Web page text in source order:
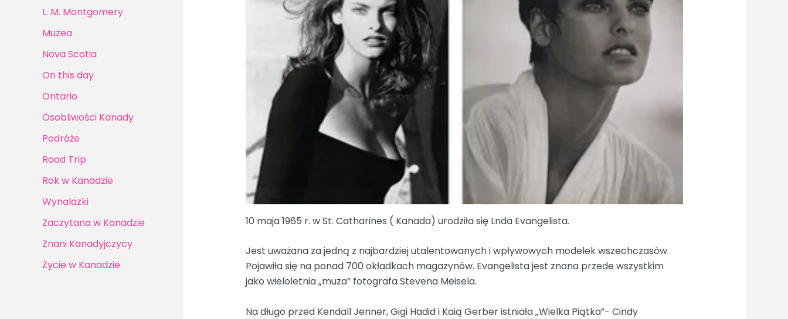
L. M. Montgomery
Muzea
Nova Scotia
On this day
Ontario
Osobliwości Kanady
Podróże
Road Trip
Rok w Kanadzie
Wynalazki
Zaczytana w Kanadzie
Znani Kanadyjczycy
Życie w Kanadzie
10 maja 1965 r. w St. Catharines ( Kanada) urodziła się Lnda Evangelista.
Jest uważana za jedną z najbardziej utalentowanych i wpływowych modelek wszechczasów.
Pojawiła się na ponad 700 okładkach magazynów. Evangelista jest znana przede wszystkim
jako wieloletnia „muza” fotografa Stevena Meisela.
Na długo przed Kendall Jenner, Gigi Hadid i Kaią Gerber istniała „Wielka Piątka”- Cindy